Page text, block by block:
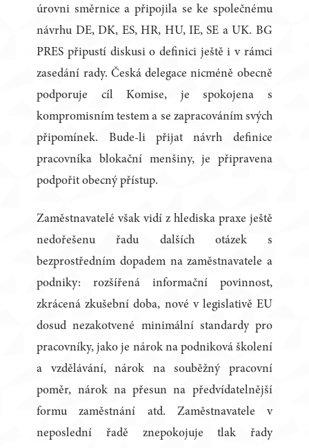
úrovni směrnice a připojila se ke společnému
návrhu DE, DK, ES, HR, HU, IE, SE a UK. BG
PRES připustí diskusi o definici ještě i v rámci
zasedání rady. Česká delegace nicméně obecně
podporuje cíl Komise, je spokojena s
kompromisním testem a se zapracováním svých
připomínek. Bude-li přijat návrh definice
pracovníka blokační menšiny, je připravena
podpořit obecný přístup.
Zaměstnavatelé však vidí z hlediska praxe ještě
nedořešenu řadu dalších otázek s
bezprostředním dopadem na zaměstnavatele a
podniky: rozšířená informační povinnost,
zkrácená zkušební doba, nové v legislativě EU
dosud nezakotvené minimální standardy pro
pracovníky, jako je nárok na podniková školení
a vzdělávání, nárok na souběžný pracovní
poměr, nárok na přesun na předvídatelnější
formu zaměstnání atd. Zaměstnavatele v
neposlední řadě znepokojuje tlak řady